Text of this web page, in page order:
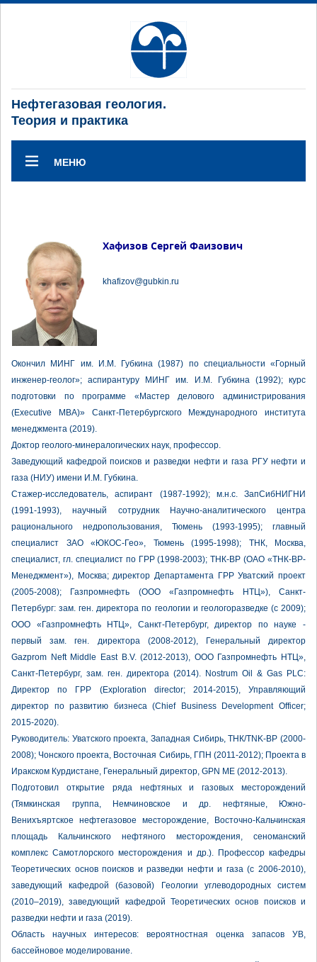
Нефтегазовая геология.
Теория и практика
МЕНЮ
Хафизов Сергей Фаизович
khafizov@gubkin.ru
Окончил МИНГ им. И.М. Губкина (1987) по специальности «Горный
инженер-геолог»; аспирантуру МИНГ им. И.М. Губкина (1992); курс
подготовки по программе «Мастер делового администрирования
(Executive MBA)» Санкт-Петербургского Международного института
менеджмента (2019).
Доктор геолого-минералогических наук, профессор.
Заведующий кафедрой поисков и разведки нефти и газа РГУ нефти и
газа (НИУ) имени И.М. Губкина.
Стажер-исследователь, аспирант (1987-1992); м.н.с. ЗапСибНИГНИ
(1991-1993), научный сотрудник Научно-аналитического центра
рационального недропользования, Тюмень (1993-1995); главный
специалист ЗАО «ЮКОС-Гео», Тюмень (1995-1998); ТНК, Москва,
специалист, гл. специалист по ГРР (1998-2003); ТНК-ВР (ОАО «ТНК-ВР-
Менеджмент»), Москва; директор Департамента ГРР Уватский проект
(2005-2008); Газпромнефть (ООО «Газпромнефть НТЦ»), Санкт-
Петербург: зам. ген. директора по геологии и геологоразведке (с 2009);
ООО «Газпромнефть НТЦ», Санкт-Петербург, директор по науке -
первый зам. ген. директора (2008-2012), Генеральный директор
Gazprom Neft Middle East B.V. (2012-2013), ООО Газпромнефть НТЦ»,
Санкт-Петербург, зам. ген. директора (2014). Nostrum Oil & Gas PLC:
Директор по ГРР (Exploration director; 2014-2015), Управляющий
директор по развитию бизнеса (Chief Business Development Officer;
2015-2020).
Руководитель: Уватского проекта, Западная Сибирь, ТНК/TNK-BP (2000-
2008); Чонского проекта, Восточная Сибирь, ГПН (2011-2012); Проекта в
Иракском Курдистане, Генеральный директор, GPN ME (2012-2013).
Подготовил открытие ряда нефтяных и газовых месторождений
(Тямкинская группа, Немчиновское и др. нефтяные, Южно-
Венихъяртское нефтегазовое месторождение, Восточно-Кальчинская
площадь Кальчинского нефтяного месторождения, сеноманский
комплекс Самотлорского месторождения и др.). Профессор кафедры
Теоретических основ поисков и разведки нефти и газа (с 2006-2010),
заведующий кафедрой (базовой) Геологии углеводородных систем
(2010–2019), заведующий кафедрой Теоретических основ поисков и
разведки нефти и газа (2019).
Область научных интересов: вероятностная оценка запасов УВ,
бассейновое моделирование.